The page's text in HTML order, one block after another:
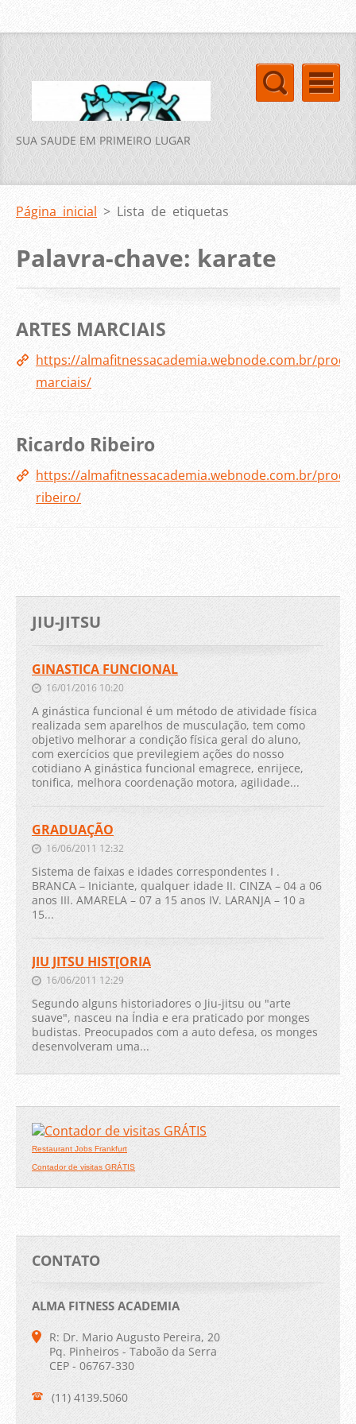
SUA SAUDE EM PRIMEIRO LUGAR
Página inicial > Lista de etiquetas
Palavra-chave: karate
ARTES MARCIAIS
https://almafitnessacademia.webnode.com.br/
marciais/
Ricardo Ribeiro
https://almafitnessacademia.webnode.com.br/
ribeiro/
JIU-JITSU
GINASTICA FUNCIONAL
16/01/2016 10:20
A ginástica funcional é um método de atividade física
realizada sem aparelhos de musculação, tem como
objetivo melhorar a condição física geral do aluno,
com exercícios que previlegiem ações do nosso
cotidiano A ginástica funcional emagrece, enrijece,
tonifica, melhora coordenação motora, agilidade...
GRADUAÇÃO
16/06/2011 12:32
Sistema de faixas e idades correspondentes I .
BRANCA – Iniciante, qualquer idade II. CINZA – 04 a 06
anos III. AMARELA – 07 a 15 anos IV. LARANJA – 10 a
15...
JIU JITSU HIST[ORIA
16/06/2011 12:29
Segundo alguns historiadores o Jiu-jitsu ou "arte
suave", nasceu na Índia e era praticado por monges
budistas. Preocupados com a auto defesa, os monges
desenvolveram uma...
Restaurant Jobs Frankfurt
Contador de visitas GRÁTIS
CONTATO
ALMA FITNESS ACADEMIA
R: Dr. Mario Augusto Pereira, 20
Pq. Pinheiros - Taboão da Serra
CEP - 06767-330
(11) 4139.5060